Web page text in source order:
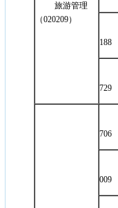
旅游管理
（020209）
188
729
706
009